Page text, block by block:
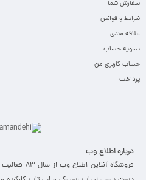
سفارش شما
شرایط و قوانین
علاقه مندی
تسویه حساب
حساب کاربری من
پرداخت
درباره اطلاع وب
فروشگاه